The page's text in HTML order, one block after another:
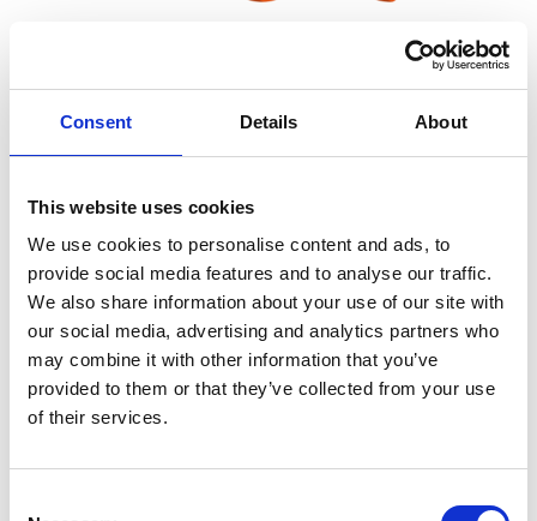
Consent Details About
This website uses cookies
We use cookies to personalise content and ads, to
provide social media features and to analyse our traffic.
We also share information about your use of our site with
our social media, advertising and analytics partners who
may combine it with other information that you’ve
provided to them or that they’ve collected from your use
of their services.
Implementeer snel en zonder